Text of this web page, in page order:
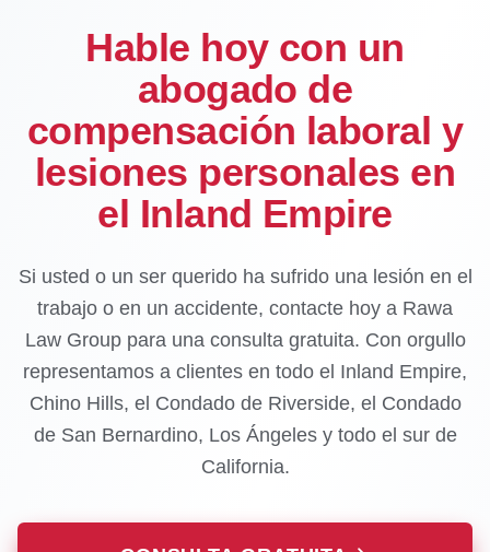
Hable hoy con un
abogado de
compensación laboral y
lesiones personales en
el Inland Empire
Si usted o un ser querido ha sufrido una lesión en el
trabajo o en un accidente, contacte hoy a Rawa
Law Group para una consulta gratuita. Con orgullo
representamos a clientes en todo el Inland Empire,
Chino Hills, el Condado de Riverside, el Condado
de San Bernardino, Los Ángeles y todo el sur de
California.